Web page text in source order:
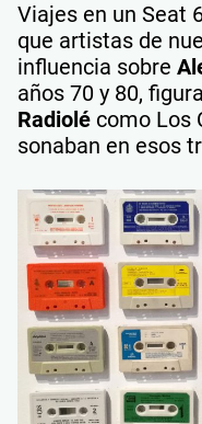
Viajes en un Seat
que artistas de
influencia sobre
años 70 y 80,
Radiolé como Los
sonaban en esos